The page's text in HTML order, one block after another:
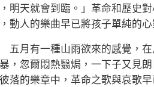
明天就會到臨。」革命和歷史
動人的樂曲早已將孩子單純的心
月有一種山雨欲來的感覺，在
，忽爾悶熱翳焗，一下子又見
落的樂章中，革命之歌與哀歌早